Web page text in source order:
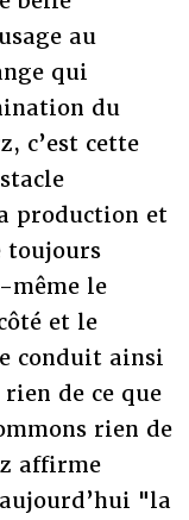
au
qui
du
c’est cette
production et
toujours
même le
et le
conduit ainsi
de ce que
rien de
affirme
"la